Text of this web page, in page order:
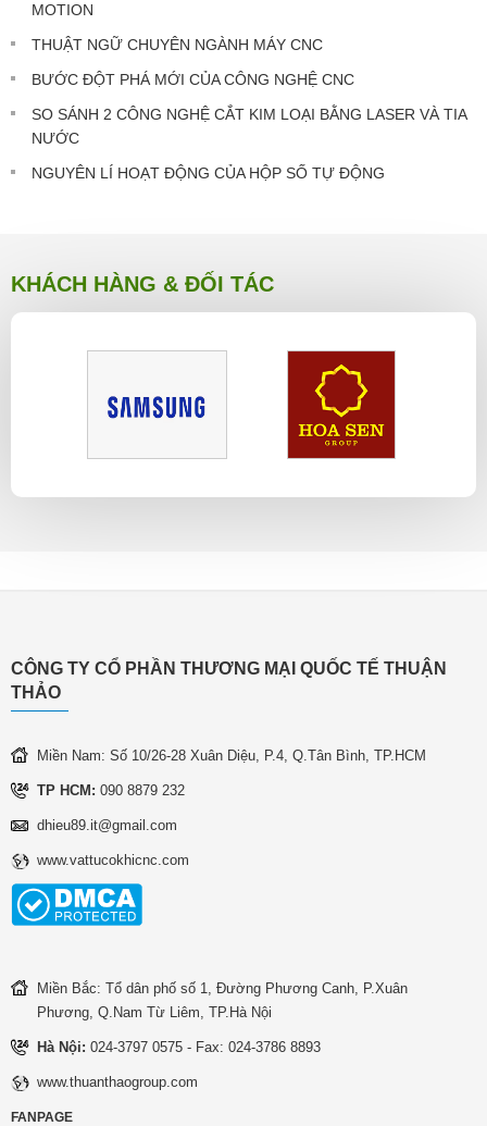
MOTION
THUẬT NGỮ CHUYÊN NGÀNH MÁY CNC
BƯỚC ĐỘT PHÁ MỚI CỦA CÔNG NGHỆ CNC
SO SÁNH 2 CÔNG NGHỆ CẮT KIM LOẠI BẰNG LASER VÀ TIA
NƯỚC
NGUYÊN LÍ HOẠT ĐỘNG CỦA HỘP SỐ TỰ ĐỘNG
KHÁCH HÀNG & ĐỐI TÁC
CÔNG TY CỔ PHẦN THƯƠNG MẠI QUỐC TẾ THUẬN
THẢO
Miền Nam: Số 10/26-28 Xuân Diệu, P.4, Q.Tân Bình, TP.HCM
TP HCM: 090 8879 232
dhieu89.it@gmail.com
www.vattucokhicnc.com
Miền Bắc: Tổ dân phố số 1, Đường Phương Canh, P.Xuân
Phương, Q.Nam Từ Liêm, TP.Hà Nội
Hà Nội: 024-3797 0575 - Fax: 024-3786 8893
www.thuanthaogroup.com
FANPAGE